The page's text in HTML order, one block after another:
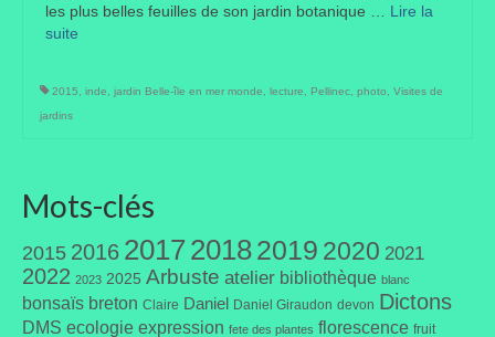
Bibliothèque
Revues
Evénements
Amis jardiniers du Devon
Fête des plantes
Florescence
les plus belles feuilles de son jardin botanique … Lire la
suite­­
2015 inde jardin Belle-île en mer monde lecture Pellinec photo
Visites de
jardins
Mots-clés
2015 2016 201720182019 2020 2021
2022 2023 2025 Arbuste atelier bibliothèque blanc
bonsaïs breton Claire Daniel Daniel Giraudon devon Dictons
DMS ecologie expression fete des plantes florescence fruit